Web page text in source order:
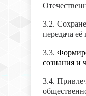
3.2.
передача
3.3.
сознания и
3.4.